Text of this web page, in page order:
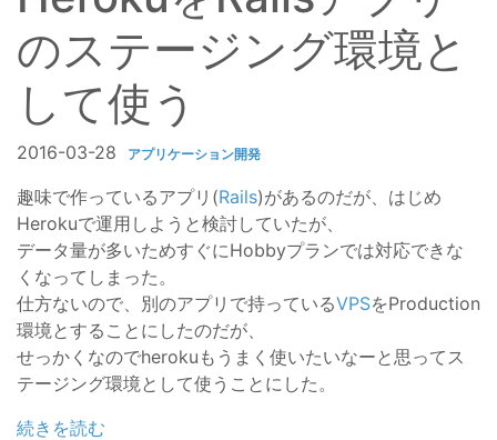
のステージング環境と
して使う
2016-03-28 アプリケーション開発
趣味で作っているアプリ(Rails)があるのだが、はじめ
Herokuで運用しようと検討していたが、
データ量が多いためすぐにHobbyプランでは対応できな
くなってしまった。
仕方ないので、別のアプリで持っているVPSをProduction
環境とすることにしたのだが、
せっかくなのでherokuもうまく使いたいなーと思ってス
テージング環境として使うことにした。
続きを読む